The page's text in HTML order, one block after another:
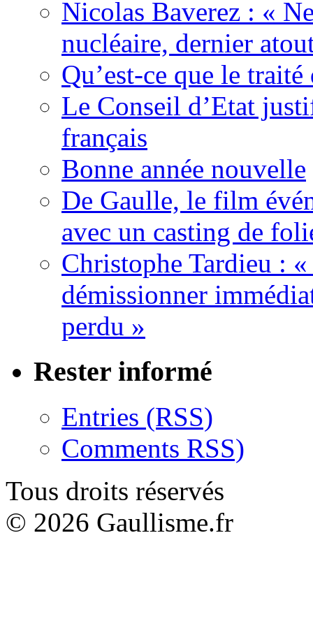
Nicolas Baverez : «
nucléaire, dernier
Qu’est-ce que le traité
Le Conseil d’Etat
français
Bonne année nouvelle
De Gaulle, le film
avec un casting de
Christophe Tardieu : «
démissionner
perdu »
Rester informé
Entries (RSS)
Comments RSS)
Tous droits réservés
© 2026 Gaullisme.fr